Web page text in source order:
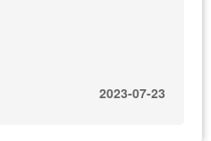
2023-07-23